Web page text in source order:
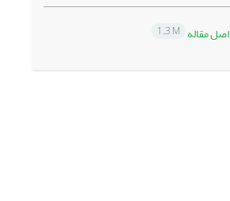
اصل مقاله 1.3 M